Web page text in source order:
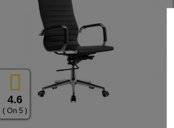
4.6
( On 5 )